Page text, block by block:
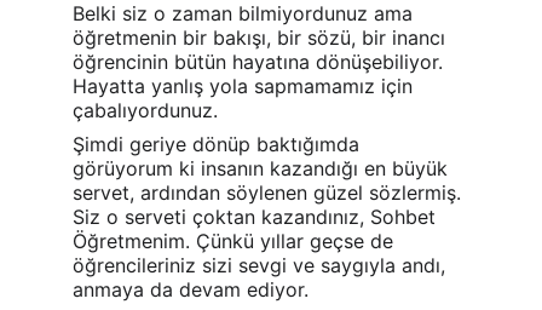
Belki siz o zaman bilmiyordunuz ama
öğretmenin bir bakışı, bir sözü, bir inancı
öğrencinin bütün hayatına dönüşebiliyor.
Hayatta yanlış yola sapmamamız için
çabalıyordunuz.
Şimdi geriye dönüp baktığımda
görüyorum ki insanın kazandığı en büyük
servet, ardından söylenen güzel sözlermiş.
Siz o serveti çoktan kazandınız, Sohbet
Öğretmenim. Çünkü yıllar geçse de
öğrencileriniz sizi sevgi ve saygıyla andı,
anmaya da devam ediyor.